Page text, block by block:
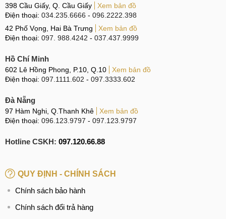
398 Cầu Giấy, Q. Cầu Giấy
Xem bản đồ
Điện thoại: 034.235.6666 - 096.2222.398
42 Phố Vọng, Hai Bà Trưng
Xem bản đồ
Điện thoại: 097. 988.4242 - 037.437.9999
Hồ Chí Minh
602 Lê Hồng Phong, P.10, Q.10
Xem bản đồ
Điện thoại: 097.1111.602 - 097.3333.602
Đà Nẵng
97 Hàm Nghi, Q.Thanh Khê
Xem bản đồ
Điện thoại: 096.123.9797 - 097.123.9797
Hotline CSKH: 097.120.66.88
QUY ĐỊNH - CHÍNH SÁCH
Chính sách bảo hành
Chính sách đổi trả hàng